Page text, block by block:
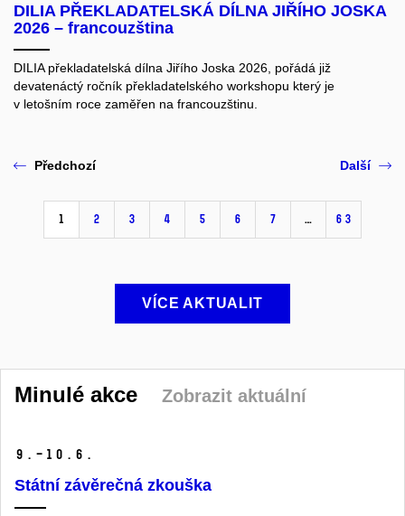
DILIA PŘEKLADATELSKÁ DÍLNA JIŘÍHO JOSKA
2026 – francouzština
DILIA překladatelská dílna Jiřího Joska 2026, pořádá již
devatenáctý ročník překladatelského workshopu který je
v letošním roce zaměřen na francouzštinu.
Předchozí
1 2 3 4 5 6 7 … 63
Další
VÍCE AKTUALIT
Minulé akce Zobrazit aktuální
9.–10. 6.
Státní závěrečná zkouška